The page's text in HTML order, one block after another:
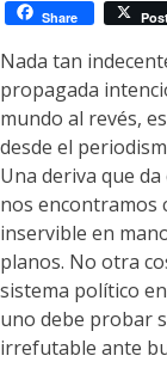
Share
Nada tan
propagada
mundo al revés,
desde el
Una deriva que
nos encontramos
inservible en
planos. No otra
sistema político
uno debe probar
irrefutable ante